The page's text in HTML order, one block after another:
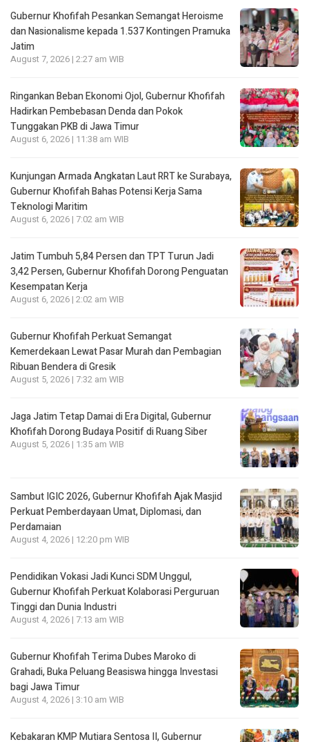
Gubernur Khofifah Pesankan Semangat Heroisme
dan Nasionalisme kepada 1.537 Kontingen Pramuka
Jatim
August 7, 2026 | 2:27 am WIB
Ringankan Beban Ekonomi Ojol, Gubernur Khofifah
Hadirkan Pembebasan Denda dan Pokok
Tunggakan PKB di Jawa Timur
August 6, 2026 | 11:38 am WIB
Kunjungan Armada Angkatan Laut RRT ke Surabaya,
Gubernur Khofifah Bahas Potensi Kerja Sama
Teknologi Maritim
August 6, 2026 | 7:02 am WIB
Jatim Tumbuh 5,84 Persen dan TPT Turun Jadi
3,42 Persen, Gubernur Khofifah Dorong Penguatan
Kesempatan Kerja
August 6, 2026 | 2:02 am WIB
Gubernur Khofifah Perkuat Semangat
Kemerdekaan Lewat Pasar Murah dan Pembagian
Ribuan Bendera di Gresik
August 5, 2026 | 7:32 am WIB
Jaga Jatim Tetap Damai di Era Digital, Gubernur
Khofifah Dorong Budaya Positif di Ruang Siber
August 5, 2026 | 1:35 am WIB
Sambut IGIC 2026, Gubernur Khofifah Ajak Masjid
Perkuat Pemberdayaan Umat, Diplomasi, dan
Perdamaian
August 4, 2026 | 12:20 pm WIB
Pendidikan Vokasi Jadi Kunci SDM Unggul,
Gubernur Khofifah Perkuat Kolaborasi Perguruan
Tinggi dan Dunia Industri
August 4, 2026 | 7:13 am WIB
Gubernur Khofifah Terima Dubes Maroko di
Grahadi, Buka Peluang Beasiswa hingga Investasi
bagi Jawa Timur
August 4, 2026 | 3:10 am WIB
Kebakaran KMP Mutiara Sentosa II, Gubernur